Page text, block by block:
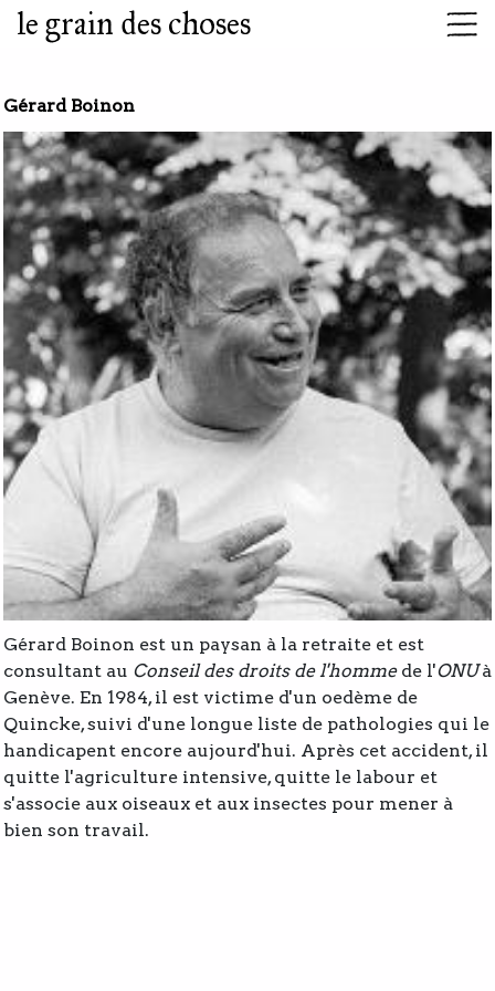
le grain des choses
Gérard Boinon
Gérard Boinon est un paysan à la retraite et est
consultant au Conseil des droits de l'hommede l'ONUà
Genève. En 1984, il est victime d'un oedème de
Quincke, suivi d'une longue liste de pathologies qui le
handicapent encore aujourd'hui. Après cet accident, il
quitte l'agriculture intensive, quitte le labour et
s'associe aux oiseaux et aux insectes pour mener à
bien son travail.